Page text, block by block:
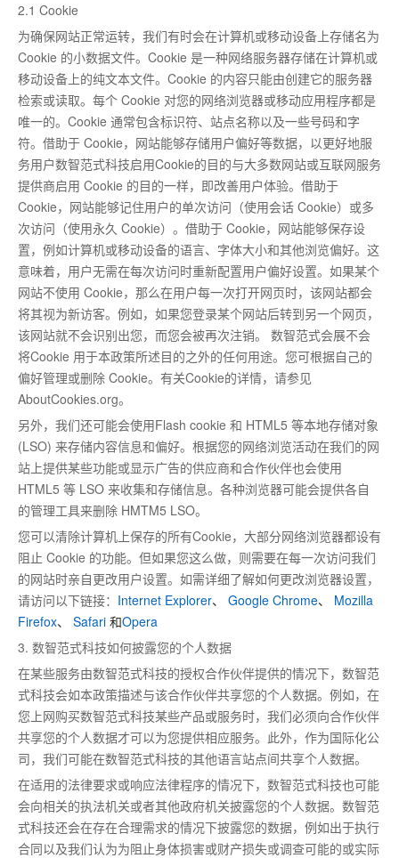
2.1 Cookie
为确保网站正常运转，我们有时会在计算机或移动设备上存储名为
Cookie 的小数据文件。Cookie 是一种网络服务器存储在计算机或
移动设备上的纯文本文件。Cookie 的内容只能由创建它的服务器
检索或读取。每个 Cookie 对您的网络浏览器或移动应用程序都是
唯一的。Cookie 通常包含标识符、站点名称以及一些号码和字
符。借助于 Cookie，网站能够存储用户偏好等数据，以更好地服
务用户数智范式科技启用Cookie的目的与大多数网站或互联网服务
提供商启用 Cookie 的目的一样，即改善用户体验。借助于
Cookie，网站能够记住用户的单次访问（使用会话 Cookie）或多
次访问（使用永久 Cookie）。借助于 Cookie，网站能够保存设
置，例如计算机或移动设备的语言、字体大小和其他浏览偏好。这
意味着，用户无需在每次访问时重新配置用户偏好设置。如果某个
网站不使用 Cookie，那么在用户每一次打开网页时，该网站都会
将其视为新访客。例如，如果您登录某个网站后转到另一个网页，
该网站就不会识别出您，而您会被再次注销。 数智范式会展不会
将Cookie 用于本政策所述目的之外的任何用途。您可根据自己的
偏好管理或删除 Cookie。有关Cookie的详情，请参见
AboutCookies.org。
另外，我们还可能会使用Flash cookie 和 HTML5 等本地存储对象
(LSO) 来存储内容信息和偏好。根据您的网络浏览活动在我们的网
站上提供某些功能或显示广告的供应商和合作伙伴也会使用
HTML5 等 LSO 来收集和存储信息。各种浏览器可能会提供各自
的管理工具来删除 HMTM5 LSO。
您可以清除计算机上保存的所有Cookie，大部分网络浏览器都设有
阻止 Cookie 的功能。但如果您这么做，则需要在每一次访问我们
的网站时亲自更改用户设置。如需详细了解如何更改浏览器设置，
请访问以下链接： Internet Explorer、 Google Chrome、
Mozilla
Firefox、 Safari 和Opera
3. 数智范式科技如何披露您的个人数据
在某些服务由数智范式科技的授权合作伙伴提供的情况下，数智范
式科技会如本政策描述与该合作伙伴共享您的个人数据。例如，在
您上网购买数智范式科技某些产品或服务时，我们必须向合作伙伴
共享您的个人数据才可以为您提供相应服务。此外，作为国际化公
司，我们可能在数智范式科技的其他语言站点间共享个人数据。
在适用的法律要求或响应法律程序的情况下，数智范式科技也可能
会向相关的执法机关或者其他政府机关披露您的个人数据。数智范
式科技还会在存在合理需求的情况下披露您的数据，例如出于执行
合同以及我们认为为阻止身体损害或财产损失或调查可能的或实际